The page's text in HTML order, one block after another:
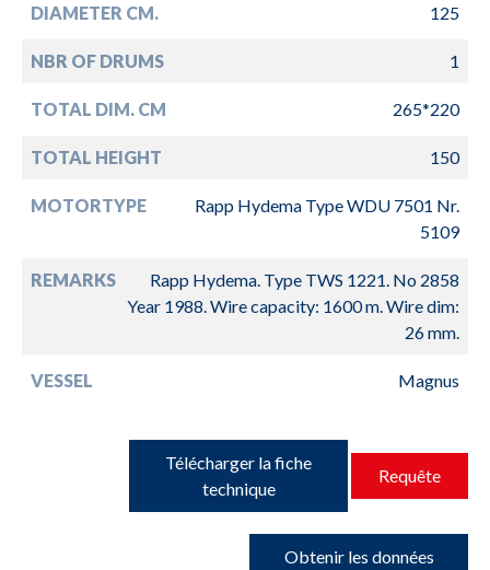
DIAMETER CM. 125
NBR OF DRUMS 1
TOTAL DIM. CM 265*220
TOTAL HEIGHT 150
MOTORTYPE
Rapp Hydema Type WDU 7501 Nr.
5109
REMARKS
Rapp Hydema. Type TWS 1221. No 2858
Year 1988. Wire capacity: 1600 m. Wire dim:
26 mm.
VESSEL Magnus
Télécharger la fiche
technique
Requête
Obtenir les données